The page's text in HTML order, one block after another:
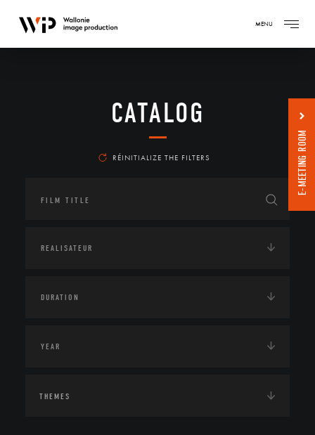
MENU
CATALOG
RÉINITIALIZE THE FILTERS
THEMES
E-MEETING ROOM